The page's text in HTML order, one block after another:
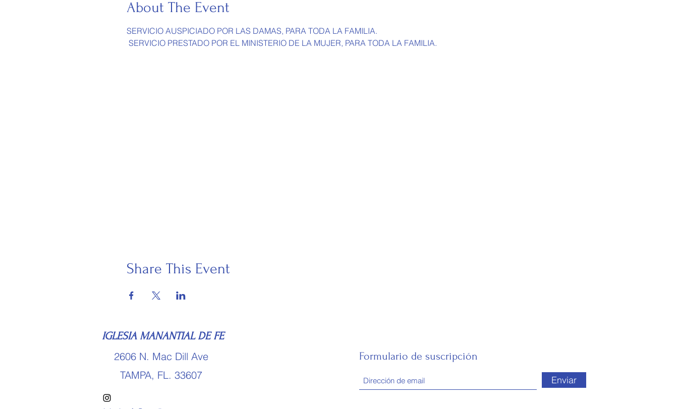
About The Event
SERVICIO AUSPICIADO POR LAS DAMAS, PARA TODA LA FAMILIA.
SERVICIO PRESTADO POR EL MINISTERIO DE LA MUJER, PARA TODA LA FAMILIA.
Share This Event
IGLESIA MANANTIAL DE FE
2606 N. Mac Dill Ave
TAMPA, FL. 33607
Formulario de suscripción
Enviar